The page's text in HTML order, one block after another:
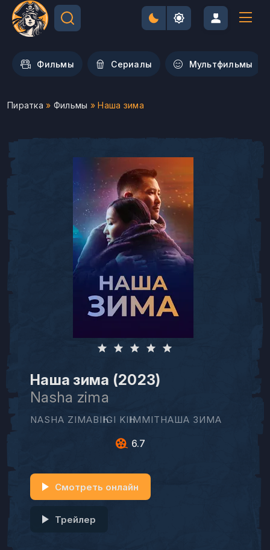
Фильмы Сериалы Мультфильмы
Пиратка » Фильмы » Наша зима
Наша зима (2023)
Nasha zima
NASHA ZIMABIҺIGI KIҺIMMITНАША ЗИМА
6.7
Смотреть онлайн
Трейлер